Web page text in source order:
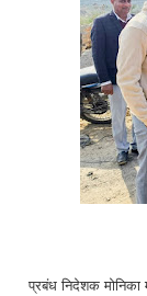
प्रबंध निदेशक मोनिका